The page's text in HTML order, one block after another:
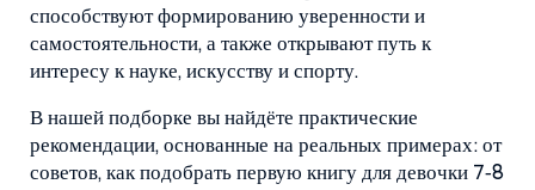
способствуют формированию уверенности и
самостоятельности, а также открывают путь к
интересу к науке, искусству и спорту.
В нашей подборке вы найдёте практические
рекомендации, основанные на реальных примерах: от
советов, как подобрать первую книгу для девочки 7‑8